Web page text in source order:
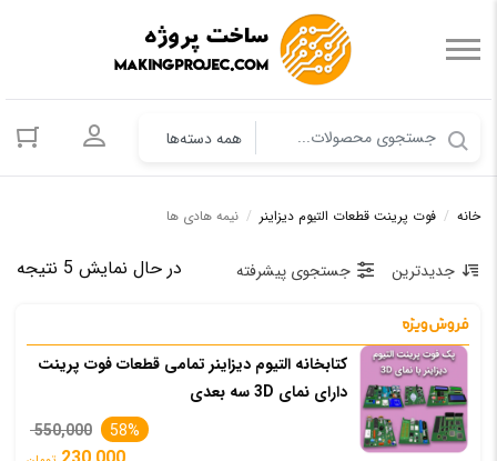
ورود به
خانه / فوت پرینت قطعات التیوم دیزاینر / نیمه هادی ها
در حال نمایش 5 نتیجه جدیدترین جستجوی پیشرفته
کتابخانه التیوم دیزاینر تمامی قطعات فوت پرینت
دارای نمای 3D سه بعدی
58%
550,000